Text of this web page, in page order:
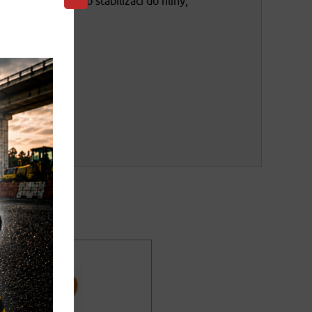
do Geošpičky
různých barvách - žlutá, bílá,
a červená. Jde o
materiál, který nese barvu.
DPH